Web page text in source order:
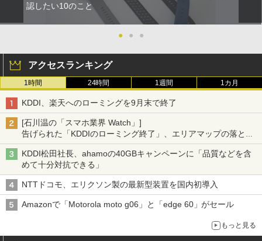
認したい10のこと
● ● ●
アクセスランキング
1時間 24時間 1週間 1カ月
KDDI、楽天へのローミングを9月末で終了
[石川温の「スマホ業界 Watch」]
告げられた「KDDIのローミング終了」、エリアマップの落とし
穴と楽天モバイルの課題
KDDI松田社長、ahamoの40GBキャンペーンに「品質などを含
めて十分対抗できる」
NTTドコモ、エリクソン製の最新型装置を国内初導入
Amazonで「Motorola moto g06」と「edge 60」がセール
もっと見る